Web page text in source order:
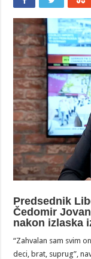
Predsednik
Čedomir
nakon izlaska
“Zahvalan sam svim
deci, brat, suprug”,